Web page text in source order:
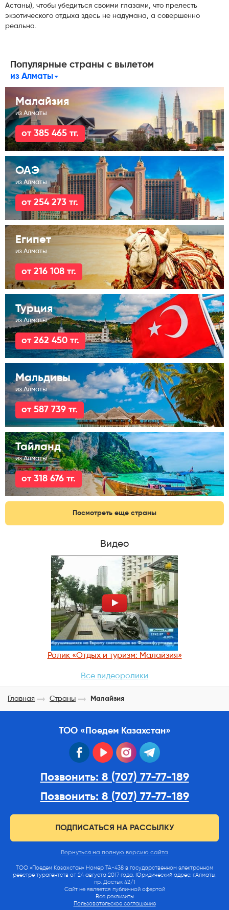
Астаны), чтобы убедиться своими глазами, что прелесть
экзотического отдыха здесь не надумана, а совершенно
реальна.
Популярные страны с вылетом
из Алматы
Малайзия
из Алматы
от 385 465 тг.
ОАЭ
из Алматы
от 254 273 тг.
Египет
из Алматы
от 216 108 тг.
Турция
из Алматы
от 262 450 тг.
Мальдивы
из Алматы
от 587 739 тг.
Тайланд
из Алматы
от 318 676 тг.
Посмотреть еще страны
Видео
Ролик «Отдых и туризм: Малайзия»
Все видеоролики
Главная Страны Малайзия
ТОО «Поедем Казахстан»
facebook youtube instagram
Позвонить: 8 (707) 77-77-189
Позвонить: 8 (707) 77-77-189
ПОДПИСАТЬСЯ НА РАССЫЛКУ
Вернуться на полную версию сайта
ТОО «Поедем Казахстан» Номер ТА-438 в государственном электронном
реестре турагентств от 24 августа 2017 года. Юридический адрес: г.Алматы,
пр. Достык 42/1
Сайт не является публичной офертой
Все реквизиты
Пользовательское соглашение